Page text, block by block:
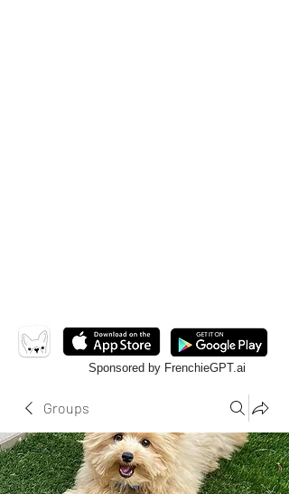
Sponsored by FrenchieGPT.ai
Groups